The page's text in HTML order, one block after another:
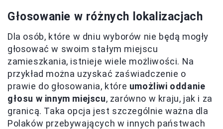
Głosowanie w różnych lokalizacjach
Dla osób, które w dniu wyborów nie będą mogły
głosować w swoim stałym miejscu
zamieszkania, istnieje wiele możliwości. Na
przykład można uzyskać zaświadczenie o
prawie do głosowania, które umożliwi oddanie
głosu w innym miejscu, zarówno w kraju, jak i za
granicą. Taka opcja jest szczególnie ważna dla
Polaków przebywających w innych państwach